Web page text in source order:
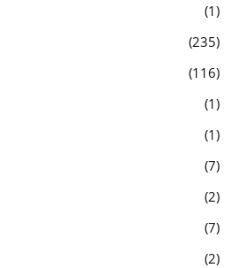
1
235
116
1
1
7
2
7
2